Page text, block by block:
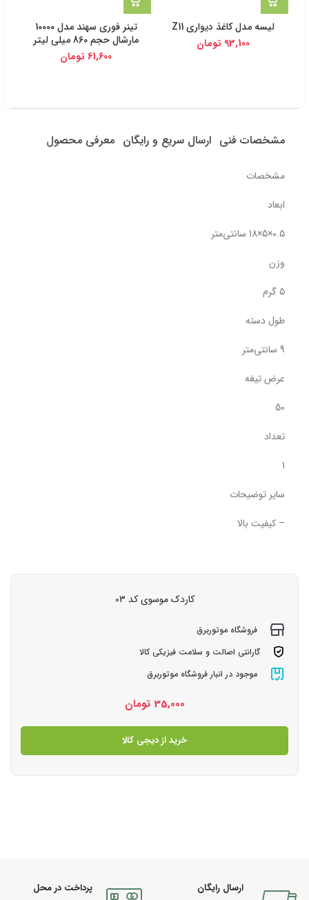
لیسه مدل کاغذ دیواری Z11
93,100 تومان
تینر فوری سهند مدل 10000
مارشال حجم 860 میلی لیتر
61,600 تومان
مشخصات فنی ارسال سریع و رایگان معرفی محصول
مشخصات
ابعاد
0.5×5×18 سانتی‌متر
وزن
5 گرم
طول دسته
9 سانتی‌متر
عرض تیغه
50
تعداد
1
سایر توضیحات
– کیفیت بالا
کاردک موسوی کد 03
فروشگاه موتوربرق
گارانتی اصالت و سلامت فیزیکی کالا
موجود در انبار فروشگاه موتوربرق
35,000 تومان
خرید از دیجی کالا
ارسال رایگان پرداخت در محل